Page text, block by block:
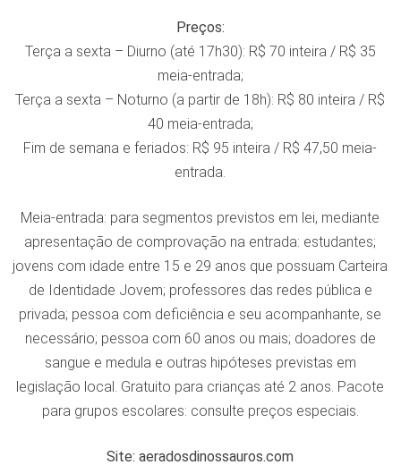
Preços:
Terça a sexta – Diurno (até 17h30): R$ 70 inteira / R$ 35
meia-entrada;
Terça a sexta – Noturno (a partir de 18h): R$ 80 inteira / R$
40 meia-entrada;
Fim de semana e feriados: R$ 95 inteira / R$ 47,50 meia-
entrada.
Meia-entrada: para segmentos previstos em lei, mediante
apresentação de comprovação na entrada: estudantes;
jovens com idade entre 15 e 29 anos que possuam Carteira
de Identidade Jovem; professores das redes pública e
privada; pessoa com deficiência e seu acompanhante, se
necessário; pessoa com 60 anos ou mais; doadores de
sangue e medula e outras hipóteses previstas em
legislação local. Gratuito para crianças até 2 anos. Pacote
para grupos escolares: consulte preços especiais.
Site: aeradosdinossauros.com